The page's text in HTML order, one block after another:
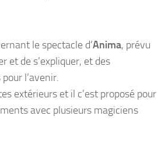
le spectacle d’Anima, prévu
et de s’expliquer, et des
l’avenir.
extérieurs et il c’est proposé pour
avec plusieurs magiciens